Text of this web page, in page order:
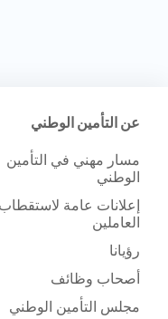
عن التأمين الوطني
مسار مهني في التأمين
الوطني
إعلانات عامة لاستقطاب
العاملين
رؤيانا
أصحاب وظائف
مجلس التأمين الوطني